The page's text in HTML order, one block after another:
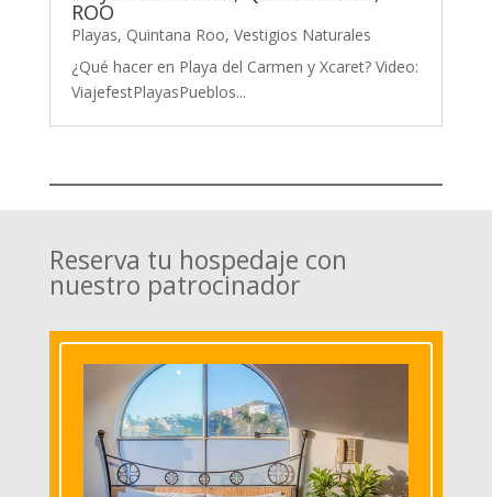
ROO
Playas, Quintana Roo, Vestigios Naturales
¿Qué hacer en Playa del Carmen y Xcaret? Video:
ViajefestPlayasPueblos...
Reserva tu hospedaje con
nuestro patrocinador